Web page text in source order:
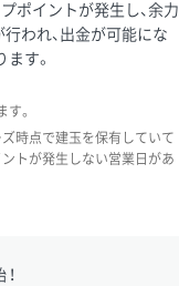
ポイントが発生し、余力
われ、出金が可能にな
す。
。
時点で建玉を保有していて
トが発生しない営業日があ